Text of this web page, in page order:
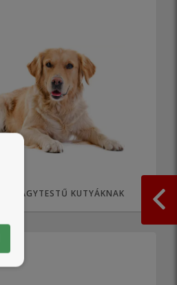
NAGYTESTŰ KUTYÁKNAK